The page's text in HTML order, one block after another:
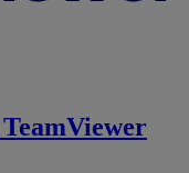
TeamViewer